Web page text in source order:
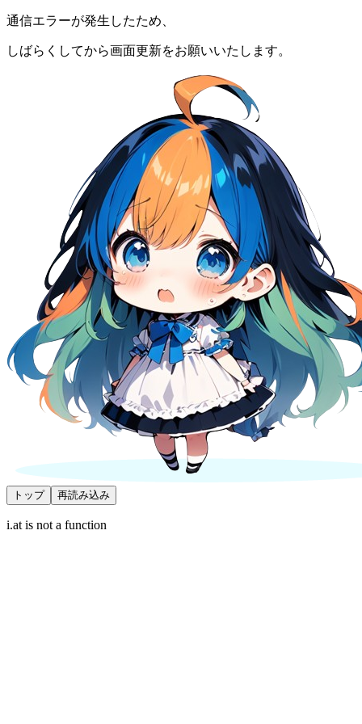
通信エラーが発生したため、
しばらくしてから画面更新をお願いいたします。
トップ 再読み込み
i.at is not a function